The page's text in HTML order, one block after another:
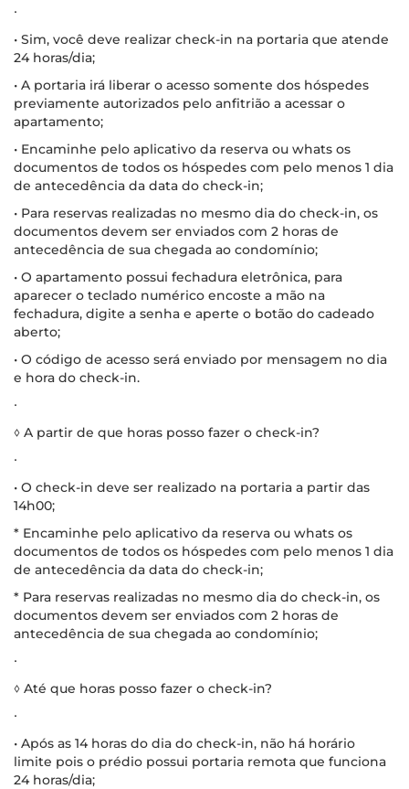
∙
• Sim, você deve realizar check-in na portaria que atende
24 horas/dia;
• A portaria irá liberar o acesso somente dos hóspedes
previamente autorizados pelo anfitrião a acessar o
apartamento;
• Encaminhe pelo aplicativo da reserva ou whats os
documentos de todos os hóspedes com pelo menos 1 dia
de antecedência da data do check-in;
• Para reservas realizadas no mesmo dia do check-in, os
documentos devem ser enviados com 2 horas de
antecedência de sua chegada ao condomínio;
• O apartamento possui fechadura eletrônica, para
aparecer o teclado numérico encoste a mão na
fechadura, digite a senha e aperte o botão do cadeado
aberto;
• O código de acesso será enviado por mensagem no dia
e hora do check-in.
∙
◊ A partir de que horas posso fazer o check-in?
∙
• O check-in deve ser realizado na portaria a partir das
14h00;
* Encaminhe pelo aplicativo da reserva ou whats os
documentos de todos os hóspedes com pelo menos 1 dia
de antecedência da data do check-in;
* Para reservas realizadas no mesmo dia do check-in, os
documentos devem ser enviados com 2 horas de
antecedência de sua chegada ao condomínio;
∙
◊ Até que horas posso fazer o check-in?
∙
• Após as 14 horas do dia do check-in, não há horário
limite pois o prédio possui portaria remota que funciona
24 horas/dia;